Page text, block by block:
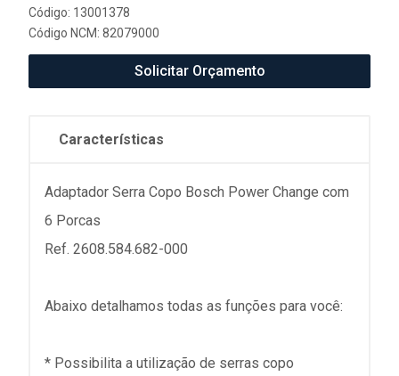
Código: 13001378
Código NCM: 82079000
Solicitar Orçamento
Características
Adaptador Serra Copo Bosch Power Change com
6 Porcas
Ref. 2608.584.682-000
Abaixo detalhamos todas as funções para você:
* Possibilita a utilização de serras copo